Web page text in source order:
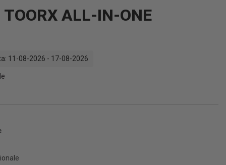
ALL-IN-ONE
11-08-2026 - 17-08-2026